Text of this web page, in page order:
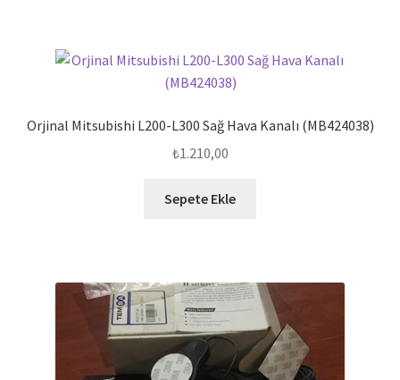
Orjinal Mitsubishi L200-L300 Sağ Hava Kanalı (MB424038)
₺1.210,00
Sepete Ekle